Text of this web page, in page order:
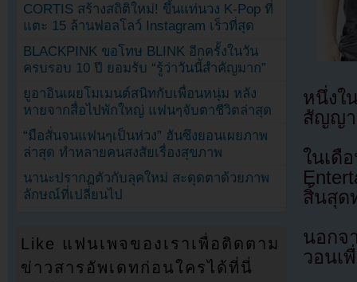
หนึ่งใ
สัญญา
ในเดื
สิ้นสุด
นอกจ
วอนเ
CORTIS สร้างสถิติใหม่! ขึ้นแท่นวง K-Pop ที่
แตะ 15 ล้านฟอลโลว์ Instagram เร็วที่สุด
BLACKPINK ขอโทษ BLINK อีกครั้งในวัน
ครบรอบ 10 ปี ยอมรับ “รู้ว่าวันนี้สำคัญมาก”
ยูอาอินเผยโมเมนต์สนิทกับเพื่อนหนุ่ม หลัง
หายจากสื่อไปพักใหญ่ แฟนๆจับตาชีวิตล่าสุด
“มือสั่นจนแฟนๆเป็นห่วง” ฮันซึงยอนเผยภาพ
ล่าสุด ทำหลายคนสงสัยเรื่องสุขภาพ
นานะปรากฏตัวกับลุคใหม่ สะดุดตาด้วยภาพ
ลักษณ์ที่เปลี่ยนไป
Like แฟนเพจของเราเพื่อติดตาม
ข่าวสารอัพเดทก่อนใครได้ที่นี่